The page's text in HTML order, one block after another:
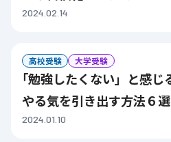
2024.02.14
高校受験 大学受験
「勉強したくない」と感じる原因と
やる気を引き出す方法６選
2024.01.10